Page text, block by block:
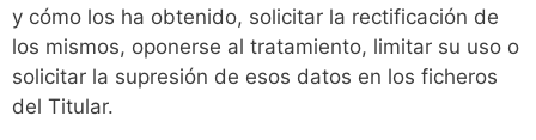
y cómo los ha obtenido, solicitar la rectificación de
los mismos, oponerse al tratamiento, limitar su uso o
solicitar la supresión de esos datos en los ficheros
del Titular.